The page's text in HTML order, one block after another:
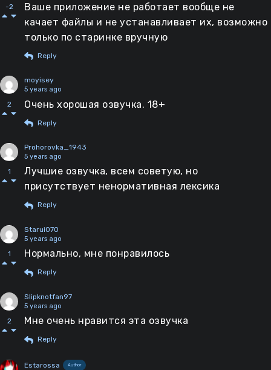
-2
Ваше приложение не работает вообще не
качает файлы и не устанавливает их, возможно
только по старинке вручную
Reply
2
moyisey
5 years ago
Очень хорошая озвучка. 18+
Reply
1
Prohorovka_1943
5 years ago
Лучшие озвучка, всем советую, но
присутствует ненормативная лексика
Reply
1
Starui070
5 years ago
Нормально, мне понравилось
Reply
2
Slipknotfan97
5 years ago
Мне очень нравится эта озвучка
Reply
Estarossa Author